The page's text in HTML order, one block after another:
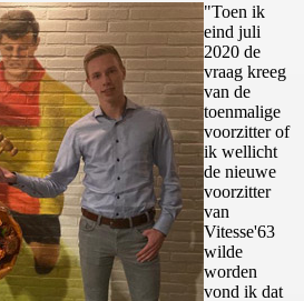
"Toen ik
eind juli
2020 de
vraag kreeg
van de
toenmalige
voorzitter of
ik wellicht
de nieuwe
voorzitter
van
Vitesse'63
wilde
worden
vond ik dat